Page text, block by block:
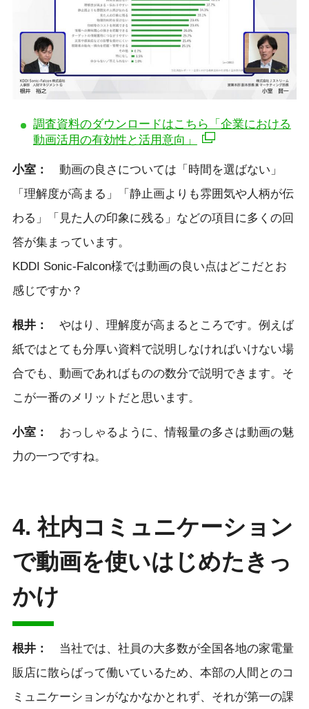
調査資料のダウンロードはこちら「企業における
動画活用の有効性と活用意向」
小室： 動画の良さについては「時間を選ばない」
「理解度が高まる」「静止画よりも雰囲気や人柄が伝
わる」「見た人の印象に残る」などの項目に多くの回
答が集まっています。
KDDI Sonic-Falcon様では動画の良い点はどこだとお
感じですか？
根井：
やはり、理解度が高まるところです。例えば
紙ではとても分厚い資料で説明しなければいけない場
合でも、動画であればものの数分で説明できます。そ
こが一番のメリットだと思います。
小室： おっしゃるように、情報量の多さは動画の魅
力の一つですね。
4. 社内コミュニケーション
で動画を使いはじめたきっ
かけ
根井：
当社では、社員の大多数が全国各地の家電量
販店に散らばって働いているため、本部の人間とのコ
ミュニケーションがなかなかとれず、それが第一の課